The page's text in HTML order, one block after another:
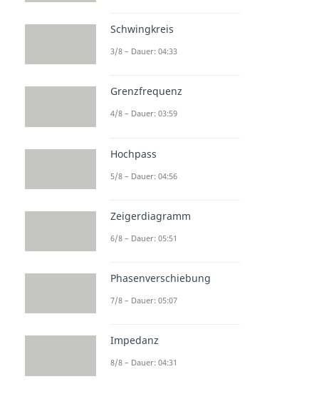
Schwingkreis
3/8 – Dauer: 04:33
Grenzfrequenz
4/8 – Dauer: 03:59
Hochpass
5/8 – Dauer: 04:56
Zeigerdiagramm
6/8 – Dauer: 05:51
Phasenverschiebung
7/8 – Dauer: 05:07
Impedanz
8/8 – Dauer: 04:31